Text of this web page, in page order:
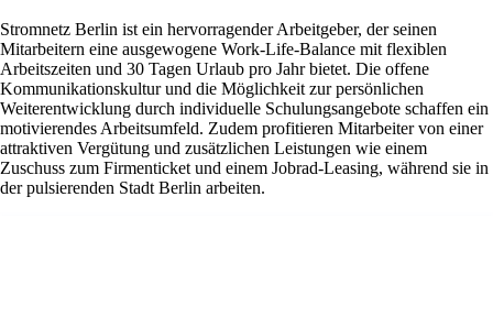
Stromnetz Berlin ist ein hervorragender Arbeitgeber, der seinen
Mitarbeitern eine ausgewogene Work-Life-Balance mit flexiblen
Arbeitszeiten und 30 Tagen Urlaub pro Jahr bietet. Die offene
Kommunikationskultur und die Möglichkeit zur persönlichen
Weiterentwicklung durch individuelle Schulungsangebote schaffen ein
motivierendes Arbeitsumfeld. Zudem profitieren Mitarbeiter von einer
attraktiven Vergütung und zusätzlichen Leistungen wie einem
Zuschuss zum Firmenticket und einem Jobrad-Leasing, während sie in
der pulsierenden Stadt Berlin arbeiten.